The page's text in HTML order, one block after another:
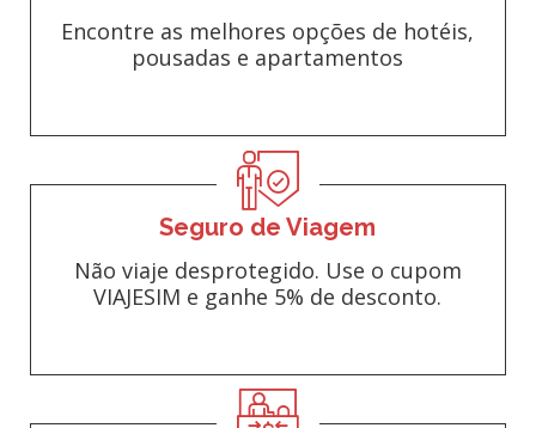
Encontre as melhores opções de hotéis,
pousadas e apartamentos
Seguro de Viagem
Não viaje desprotegido. Use o cupom
VIAJESIM e ganhe 5% de desconto.